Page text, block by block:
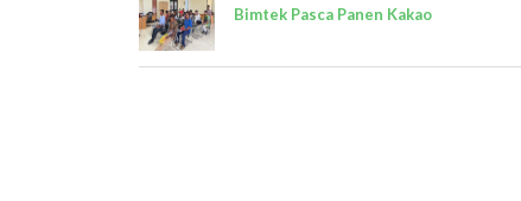
Bimtek Pasca Panen Kakao